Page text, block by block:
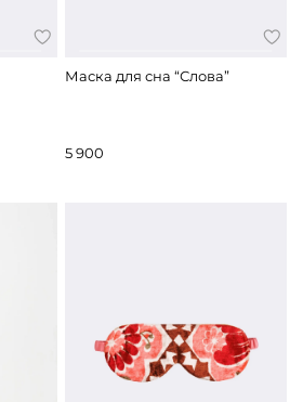
Маска для сна “Слова”
5 900